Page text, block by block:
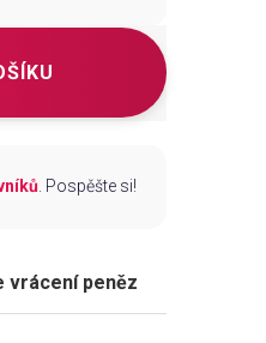
. Pospěšte si!
vrácení peněz